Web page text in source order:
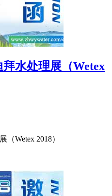
拜水处理展（Wetex
Wetex 2018）